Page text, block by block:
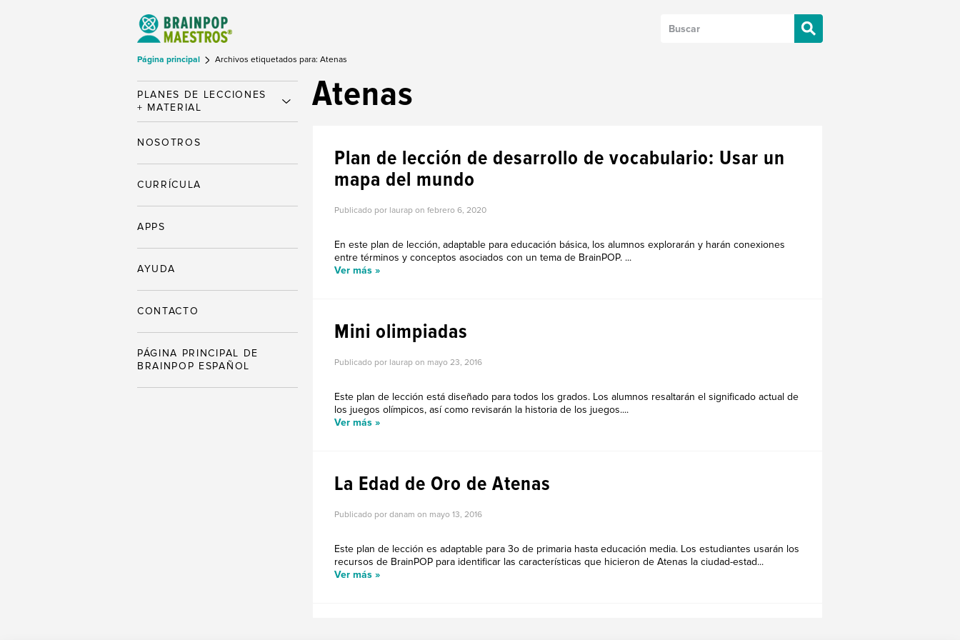
Página principal Archivos etiquetados para: Atenas
Atenas
Plan de lección de desarrollo de vocabulario: Usar un
mapa del mundo
Publicado por laurap on febrero 6, 2020
En este plan de lección, adaptable para educación básica, los alumnos explorarán y harán conexiones
entre términos y conceptos asociados con un tema de BrainPOP. ...
Ver más »
Mini olimpiadas
Publicado por laurap on mayo 23, 2016
Este plan de lección está diseñado para todos los grados. Los alumnos resaltarán el significado actual de
los juegos olímpicos, así como revisarán la historia de los juegos....
Ver más »
La Edad de Oro de Atenas
Publicado por danam on mayo 13, 2016
Este plan de lección es adaptable para 3o de primaria hasta educación media. Los estudiantes usarán los
recursos de BrainPOP para identificar las características que hicieron de Atenas la ciudad-estad...
Ver más »
PLANES DE LECCIONES
+ MATERIAL
NOSOTROS
CURRÍCULA
APPS
AYUDA
CONTACTO
PÁGINA PRINCIPAL DE
BRAINPOP ESPAÑOL